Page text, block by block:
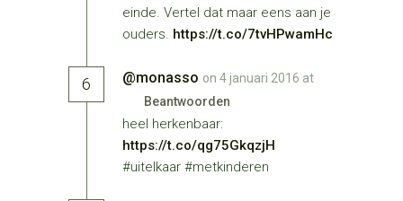
einde. Vertel dat maar eens aan je
ouders. https://t.co/7tvHPwamHc
6 @monasso on 4 januari 2016 at
Beantwoorden
heel herkenbaar:
https://t.co/qg75GkqzjH
#uitelkaar #metkinderen